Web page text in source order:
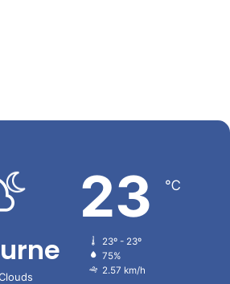
23 ℃
23º - 23º
75%
2.57 km/h